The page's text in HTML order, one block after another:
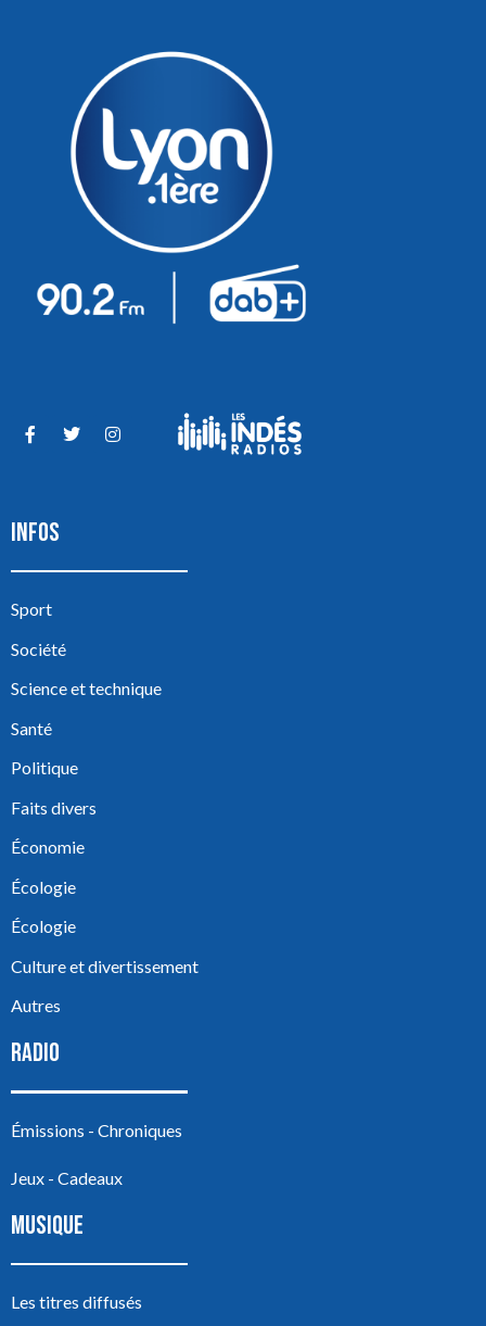
INFOS
Sport
Société
Science et technique
Santé
Politique
Faits divers
Économie
Écologie
Écologie
Culture et divertissement
Autres
RADIO
Émissions - Chroniques
Jeux - Cadeaux
MUSIQUE
Les titres diffusés